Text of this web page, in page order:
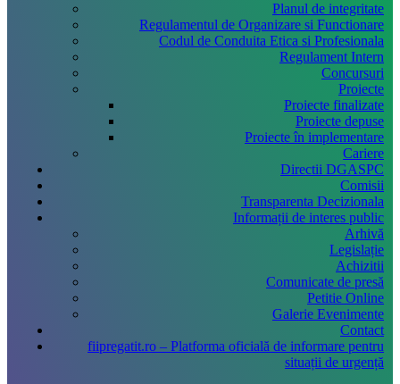
Planul de integritate
Regulamentul de Organizare si Functionare
Codul de Conduita Etica si Profesionala
Regulament Intern
Concursuri
Proiecte
Proiecte finalizate
Proiecte depuse
Proiecte în implementare
Cariere
Directii DGASPC
Comisii
Transparenta Decizionala
Informații de interes public
Arhivă
Legislație
Achizitii
Comunicate de presă
Petitie Online
Galerie Evenimente
Contact
fiipregatit.ro – Platforma oficială de informare pentru
situații de urgență